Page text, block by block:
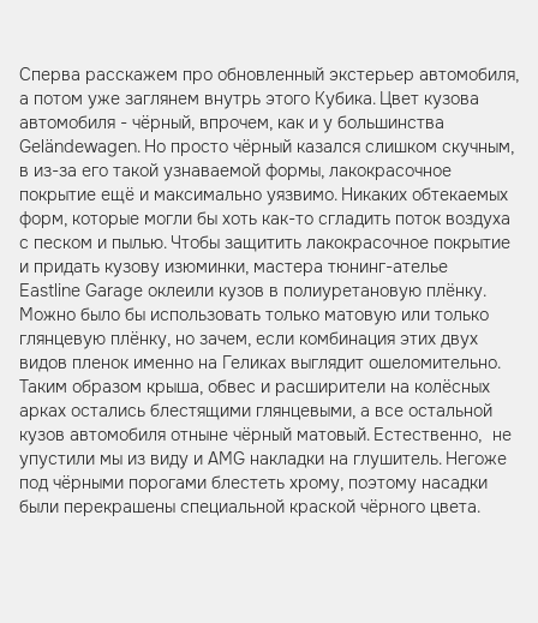
Сперва расскажем про обновленный экстерьер автомобиля,
а потом уже заглянем внутрь этого Кубика. Цвет кузова
автомобиля - чёрный, впрочем, как и у большинства
Geländewagen. Но просто чёрный казался слишком скучным,
в из-за его такой узнаваемой формы, лакокрасочное
покрытие ещё и максимально уязвимо. Никаких обтекаемых
форм, которые могли бы хоть как-то сгладить поток воздуха
с песком и пылью. Чтобы защитить лакокрасочное покрытие
и придать кузову изюминки, мастера тюнинг-ателье
Eastline Garage оклеили кузов в полиуретановую плёнку.
Можно было бы использовать только матовую или только
глянцевую плёнку, но зачем, если комбинация этих двух
видов пленок именно на Геликах выглядит ошеломительно.
Таким образом крыша, обвес и расширители на колёсных
арках остались блестящими глянцевыми, а все остальной
кузов автомобиля отныне чёрный матовый. Естественно, не
упустили мы из виду и AMG накладки на глушитель. Негоже
под чёрными порогами блестеть хрому, поэтому насадки
были перекрашены специальной краской чёрного цвета.